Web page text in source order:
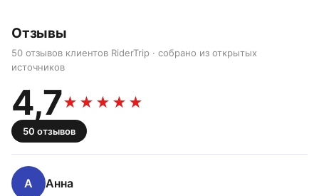
Отзывы
50 отзывов клиентов RiderTrip · собрано из открытых
источников
4,7★★★★★
50 отзывов
А Анна